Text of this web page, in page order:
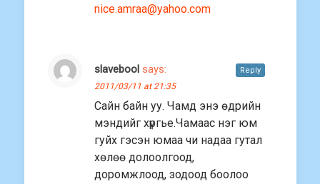
nice.amraa@yahoo.com
slavebool says:
2011/03/11 at 21:35
Сайн байн уу. Чамд энэ өдрийн
мэндийг хүргье.Чамаас нэг юм
гуйх гэсэн юмаа чи надаа гутал
хөлөө долоолгоод,
доромжлоод, зодоод боолоо
Reply